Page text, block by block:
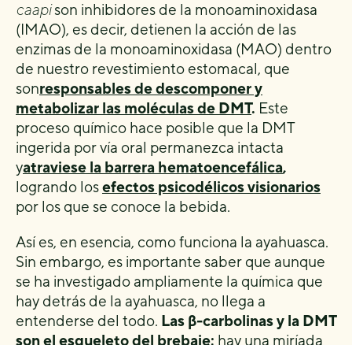
caapison inhibidores de la monoaminoxidasa
(IMAO), es decir, detienen la acción de las
enzimas de la monoaminoxidasa (MAO) dentro
de nuestro revestimiento estomacal, que
sonresponsables de descomponer y
metabolizar las moléculas de DMT. Este
proceso químico hace posible que la DMT
ingerida por vía oral permanezca intacta
yatraviese la barrera hematoencefálica,
logrando losefectos psicodélicos visionarios
por los que se conoce la bebida.
Así es, en esencia, como funciona la ayahuasca.
Sin embargo, es importante saber que aunque
se ha investigado ampliamente la química que
hay detrás de la ayahuasca, no llega a
entenderse del todo. Las β-carbolinas y la DMT
son el esqueleto del brebaje; hay una miríada